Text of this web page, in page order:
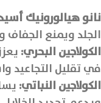
نانو هيالورونيك
الجلد ويمنع الجفاف
الكولاجين البحري:
في تقليل التجاعيد
الكولاجين النباتي: